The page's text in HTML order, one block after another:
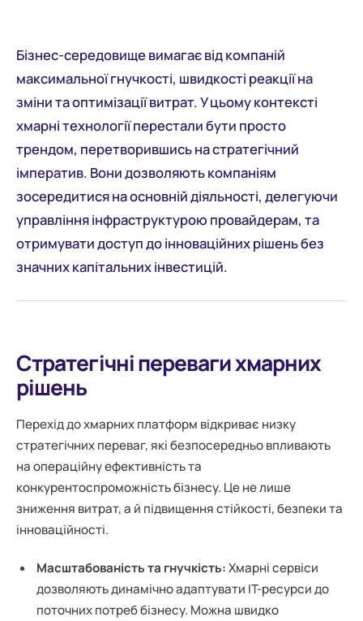
Бізнес-середовище вимагає від компаній
максимальної гнучкості, швидкості реакції на
зміни та оптимізації витрат. У цьому контексті
хмарні технології перестали бути просто
трендом, перетворившись на стратегічний
імператив. Вони дозволяють компаніям
зосередитися на основній діяльності, делегуючи
управління інфраструктурою провайдерам, та
отримувати доступ до інноваційних рішень без
значних капітальних інвестицій.
Стратегічні переваги хмарних
рішень
Перехід до хмарних платформ відкриває низку
стратегічних переваг, які безпосередньо впливають
на операційну ефективність та
конкурентоспроможність бізнесу. Це не лише
зниження витрат, а й підвищення стійкості, безпеки та
інноваційності.
Масштабованість та гнучкість:Хмарні сервіси
дозволяють динамічно адаптувати ІТ-ресурси до
поточних потреб бізнесу. Можна швидко